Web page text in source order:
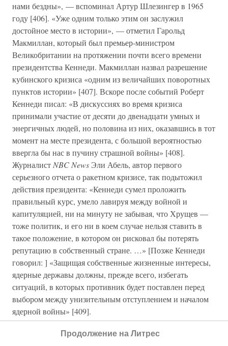
нами бездны», — вспоминал Артур Шлезингер в 1965
году [406]. «Уже одним только этим он заслужил
достойное место в истории», — отметил Гарольд
Макмиллан, который был премьер-министром
Великобритании на протяжении почти всего времени
президентства Кеннеди. Макмиллан назвал разрешение
кубинского кризиса «одним из величайших поворотных
пунктов истории» [407]. Вскоре после событий Роберт
Кеннеди писал: «В дискуссиях во время кризиса
принимали участие от десяти до двенадцати умных и
энергичных людей, но половина из них, оказавшись в тот
момент на месте президента, с большой вероятностью
ввергла бы нас в пучину страшной войны» [408].
Журналист NBC News Эли Абель, автор первого
серьезного отчета о ракетном кризисе, так подытожил
действия президента: «Кеннеди сумел проложить
правильный курс, умело лавируя между войной и
капитуляцией, ни на минуту не забывая, что Хрущев —
тоже политик, и его ни в коем случае нельзя ставить в
такое положение, в котором он рисковал бы потерять
репутацию в собственный стране. …» [Позже Кеннеди
говорил: ] «Защищая собственные жизненные интересы,
ядерные державы должны, прежде всего, избегать
ситуаций, в которых противник будет поставлен перед
выбором между унизительным отступлением и началом
ядерной войны» [409].
Долгое время никто не сомневался в правильности этой
Продолжение на Литрес